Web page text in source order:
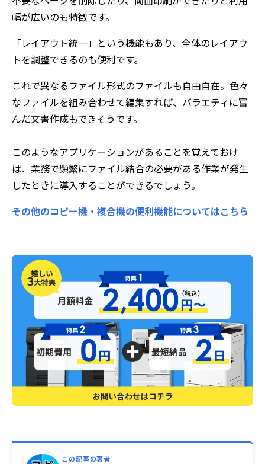
幅が広いのも特徴です。
「レイアウト統一」という機能もあり、全体のレイアウ
トを調整できるのも便利です。
これで異なるファイル形式のファイルも自由自在。色々
なファイルを組み合わせて編集すれば、バラエティに富
んだ文書作成もできそうです。
このようなアプリケーションがあることを覚えておけ
ば、業務で頻繁にファイル結合の必要がある作業が発生
したときに導入することができるでしょう。
その他のコピー機・複合機の便利機能についてはこちら
この記事の著者